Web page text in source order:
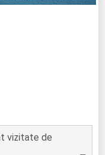
vizitate de